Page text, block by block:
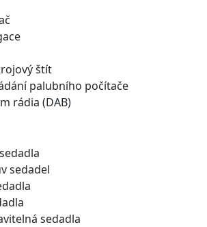
štít
palubního počítače
rádia (DAB)
sedadel
sedadla